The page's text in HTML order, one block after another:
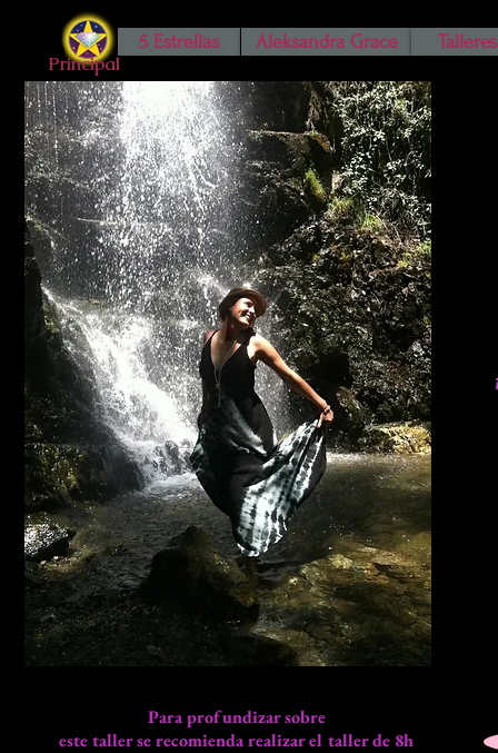
5 Estrellas
Principal
Aleksandra Grace Talleres
Para profundizar sobre
este taller se recomienda realizar el taller de 8h